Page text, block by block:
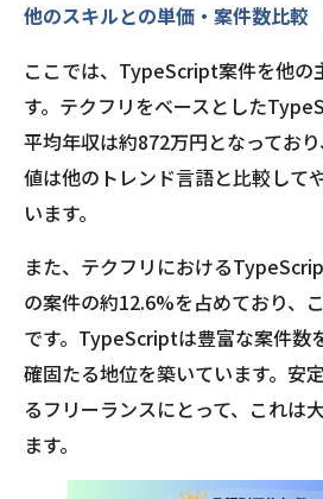
他のスキルとの単価・案件数比較
ここでは、TypeScript案件を他の
す。テクフリをベースとした
平均年収は約872万円となってお
値は他のトレンド言語と比較して
います。
また、テクフリにおける
の案件の約12.6%を占めており、
です。TypeScriptは豊富な案件数
確固たる地位を築いています。安
るフリーランスにとって、これは
ます。